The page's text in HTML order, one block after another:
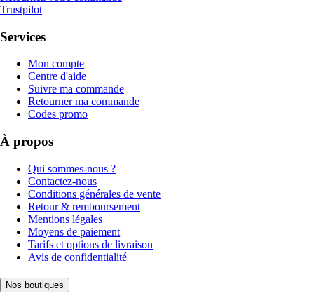
Trustpilot
Services
Mon compte
Centre d'aide
Suivre ma commande
Retourner ma commande
Codes promo
À propos
Qui sommes-nous ?
Contactez-nous
Conditions générales de vente
Retour & remboursement
Mentions légales
Moyens de paiement
Tarifs et options de livraison
Avis de confidentialité
Nos boutiques